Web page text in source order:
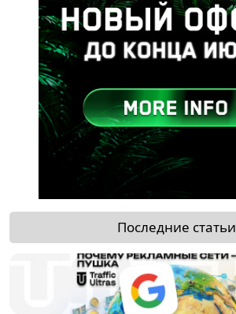
Последние статьи